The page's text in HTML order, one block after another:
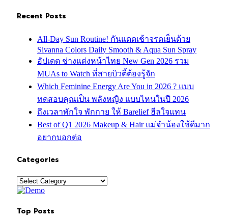
Recent Posts
All-Day Sun Routine! กันแดดเช้าจรดเย็นด้วย
Sivanna Colors Daily Smooth & Aqua Sun Spray
อัปเดต ช่างแต่งหน้าไทย New Gen 2026 รวม
MUAs to Watch ที่สายบิวตี้ต้องรู้จัก
Which Feminine Energy Are You in 2026 ? แบบ
ทดสอบคุณเป็น พลังหญิง แบบไหนในปี 2026
ถึงเวลาพักใจ พักกาย ให้ Barelief ฮีลใจแทน
Best of Q1 2026 Makeup & Hair แม่จ๋าน้องใช้ดีมาก
อยากบอกต่อ
Categories
Categories
Top Posts